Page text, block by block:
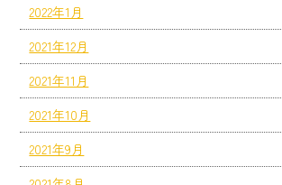
2022年1月
2021年12月
2021年11月
2021年10月
2021年9月